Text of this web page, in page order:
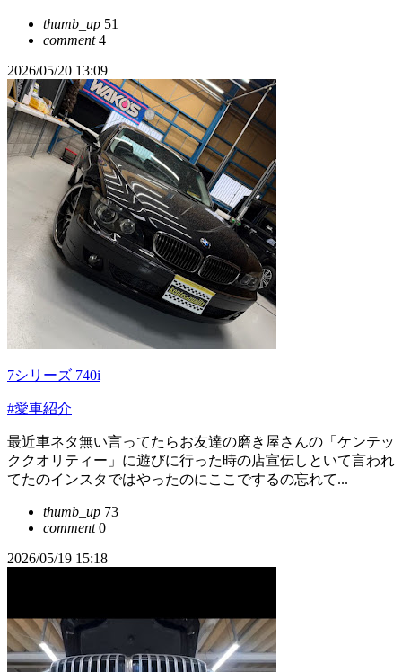
thumb_up 51
comment4
2026/05/20 13:09
7シリーズ 740i
#愛車紹介
最近車ネタ無い言ってたらお友達の磨き屋さんの「ケンテッ
ククオリティー」に遊びに行った時の店宣伝しといて言われ
てたのインスタではやったのにここでするの忘れて...
thumb_up 73
comment0
2026/05/19 15:18